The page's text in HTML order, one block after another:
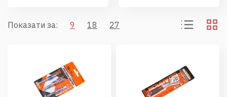
Показати за: 9 18 27